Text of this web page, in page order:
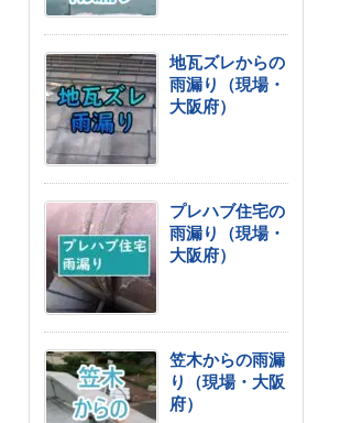
地瓦ズレからの
雨漏り（現場・
大阪府）
プレハブ住宅の
雨漏り（現場・
大阪府）
笠木からの雨漏
り（現場・大阪
府）